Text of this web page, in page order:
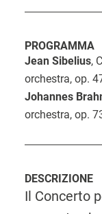
PROGRAMMA
Jean Sibelius,
orchestra, op.
Johannes
orchestra, op.
DESCRIZIONE
Il Concerto